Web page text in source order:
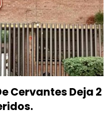
Cervantes Deja 2